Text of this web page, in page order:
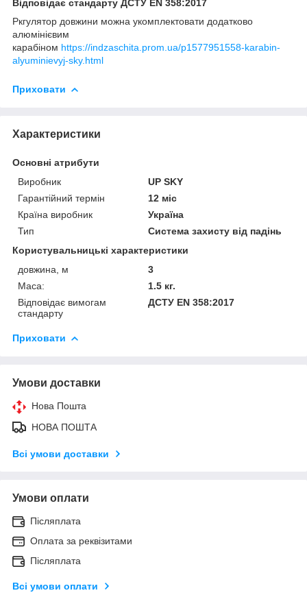
Відповідає стандарту ДСТУ EN 358:2017
Ркгулятор довжини можна укомплектовати додатково
алюмінієвим
карабіном https://indzaschita.prom.ua/p1577951558-karabin-
alyuminievyj-sky.html
Приховати
Характеристики
Основні атрибути
Виробник
UP SKY
Гарантійний термін
12 міс
Країна виробник
Україна
Тип
Система захисту від падінь
Користувальницькі характеристики
довжина, м
3
Маса:
1.5 кг.
Відповідає вимогам
стандарту
ДСТУ EN 358:2017
Приховати
Умови доставки
Нова Пошта
НОВА ПОШТА
Всі умови доставки
Умови оплати
Післяплата
Оплата за реквізитами
Післяплата
Всі умови оплати